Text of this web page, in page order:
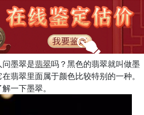
墨翠是翡翠吗？黑色的翡翠就叫做墨
翡翠里面属于颜色比较特别的一种。
一下墨翠。